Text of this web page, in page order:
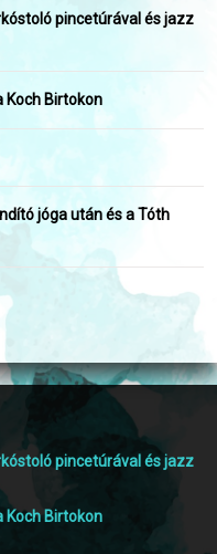
pincetúrával és jazz
Koch Birtokon
jóga után és a Tóth
pincetúrával és jazz
Koch Birtokon